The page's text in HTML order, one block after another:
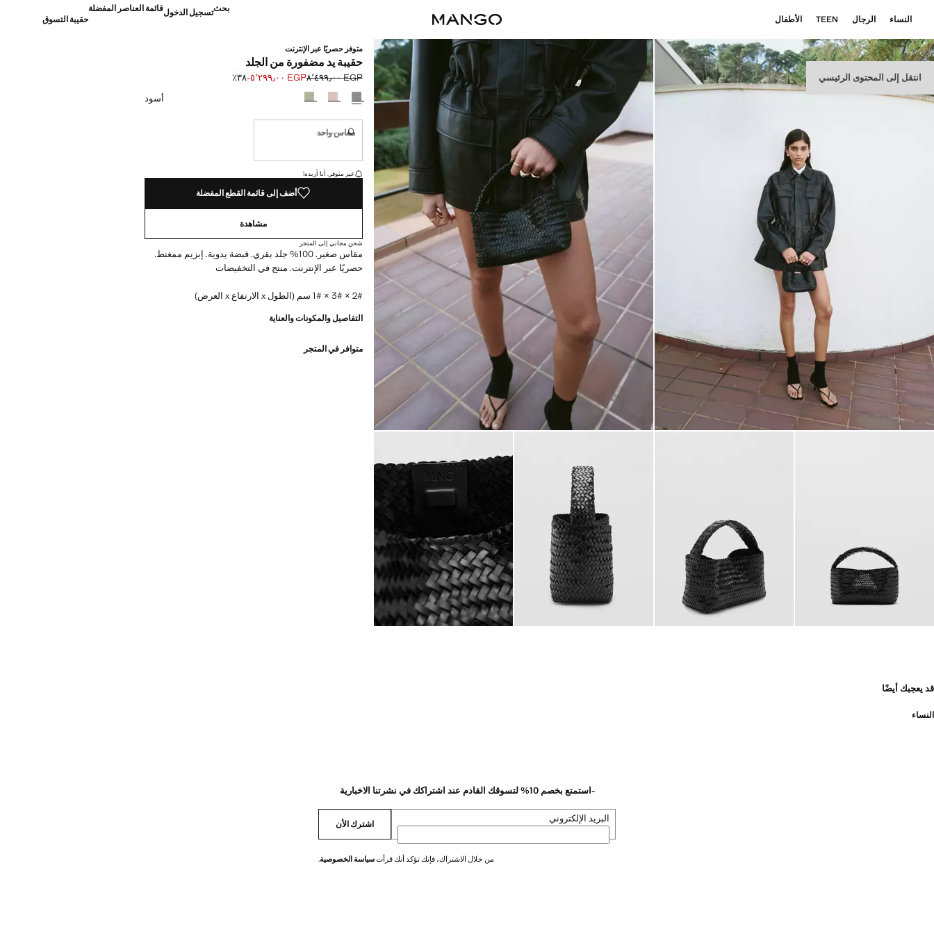
انتقل إلى المحتوى الرئيسي
النساء الرجال TEEN الأطفال
بحثتسجيل الدخولقائمة العناصر المفضلة
حقيبة التسوق
متوفر حصريًا عبر الإنترنت
حقيبة يد مضفورة من الجلد
السعر الأول محذوف [EGP ٨٬٤٩٩٫٠٠ ]
EGP ٨٬٤٩٩٫٠٠
السعر الحالي [EGP ٥٬٢٩٩٫٠٠ ] EGP ٥٬٢٩٩٫٠٠
؜-٣٨٪؜
حدد اللون
أسود
مقاس واحد
غير متوفر. أنا أريده!
القطع الأخيرة!
غير متوفر. أنا أريده!
أضف إلى قائمة القطع المفضلة
مشاهدة
شحن مجاني إلى المتجر
مقاس صغير. 100% جلد بقري. قبضة يدوية. إبزيم ممغنط.
حصريًا عبر الإنترنت. منتج في التخفيضات
2# × 3# × 1# سم (الطول x الارتفاع x العرض)
التفاصيل والمكونات والعناية
متوافر في المتجر
قد يعجبك أيضًا
النساء
-استمتع بخصم 10% لتسوقك القادم عند اشتراكك في نشرتنا الاخبارية
البريد الإلكتروني اشترك الأن
من خلال الاشتراك، فإنك تؤكد أنك قرأتسياسة الخصوصية.